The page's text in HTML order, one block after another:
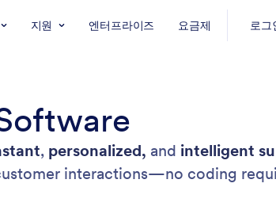
지원 엔터프라이즈 요금제 로그
, personalized, and intelligent
interactions—no coding